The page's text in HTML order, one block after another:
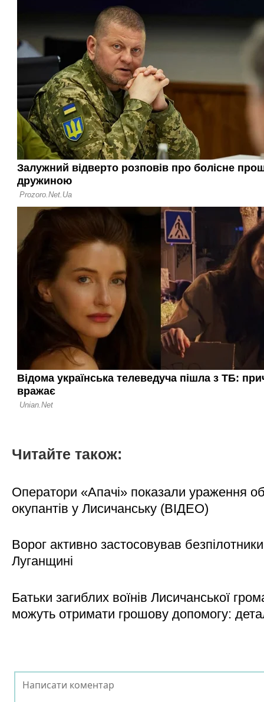
Читайте також:
Оператори «Апачі» показали ураження
окупантів у Лисичанську (ВІДЕО)
Ворог активно застосовував
Луганщині
Батьки загиблих воїнів Лисичанської
можуть отримати грошову допомогу: